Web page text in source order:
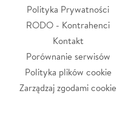
Polityka Prywatności
RODO - Kontrahenci
Kontakt
Porównanie serwisów
Polityka plików cookie
Zarządzaj zgodami cookie